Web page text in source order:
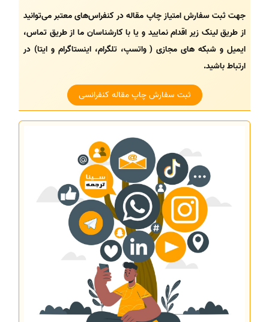
جهت ثبت سفارش امتیاز چاپ مقاله در کنفراس‌های معتبر می‌توانید
از طریق لینک زیر اقدام نمایید و یا با کارشناسان ما از طریق تماس،
ایمیل و شبکه های مجازی ( واتسپ، تلگرام، اینستاگرام و ایتا) در
ارتباط باشید.
ثبت سفارش چاپ مقاله کنفرانسی